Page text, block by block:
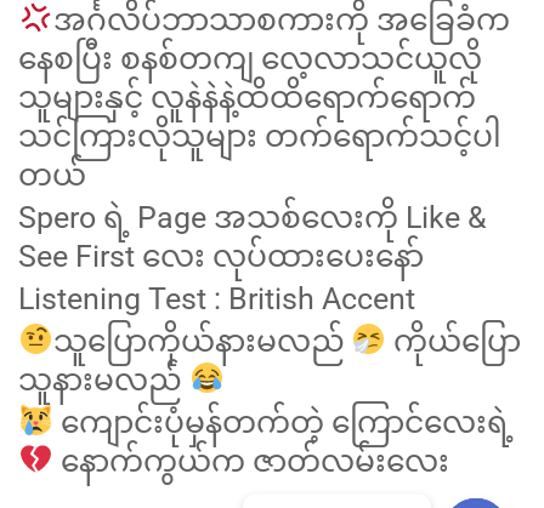
အင်္ဂလိပ်ဘာသာစကားကို အခြေခံက
နေစပြီး စနစ်တကျ လေ့လာသင်ယူလို
သူများနှင့် လူနဲနဲနဲ့ထိထိရောက်ရောက်
သင်ကြားလိုသူများ တက်ရောက်သင့်ပါ
တယ်
Spero ရဲ့ Page အသစ်လေးကို Like &
See First လေး လုပ်ထားပေးနော်
Listening Test : British Accent
သူပြောကိုယ်နားမလည်
ကိုယ်ပြော
သူနားမလည်
ကျောင်းပုံမှန်တက်တဲ့ ကြောင်လေးရဲ့
နောက်ကွယ်က ဇာတ်လမ်းလေး